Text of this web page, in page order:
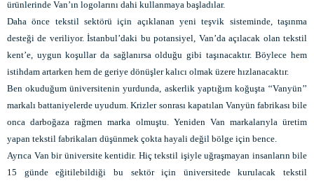
ürünlerinde Van’ın logolarını dahi kullanmaya başladılar.
Daha önce tekstil sektörü için açıklanan yeni teşvik sisteminde, taşınma
desteği de veriliyor. İstanbul’daki bu potansiyel, Van’da açılacak olan tekstil
kent’e, uygun koşullar da sağlanırsa olduğu gibi taşınacaktır. Böylece hem
istihdam artarken hem de geriye dönüşler kalıcı olmak üzere hızlanacaktır.
Ben okuduğum üniversitenin yurdunda, askerlik yaptığım koğuşta ‘‘Vanyün’’
markalı battaniyelerde uyudum. Krizler sonrası kapatılan Vanyün fabrikası bile
onca darboğaza rağmen marka olmuştu. Yeniden Van markalarıyla üretim
yapan tekstil fabrikaları düşünmek çokta hayali değil bölge için bence.
Ayrıca Van bir üniversite kentidir. Hiç tekstil işiyle uğraşmayan insanların bile
15 günde eğitilebildiği bu sektör için üniversitede kurulacak tekstil